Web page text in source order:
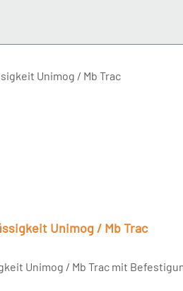
Unimog / Mb Trac
Ausgleichsbehälter